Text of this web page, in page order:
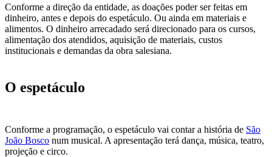
Conforme a direção da entidade, as doações poder ser feitas em
dinheiro, antes e depois do espetáculo. Ou ainda em materiais e
alimentos. O dinheiro arrecadado será direcionado para os cursos,
alimentação dos atendidos, aquisição de materiais, custos
institucionais e demandas da obra salesiana.
O espetáculo
Conforme a programação, o espetáculo vai contar a história de São
João Bosco num musical. A apresentação terá dança, música, teatro,
projeção e circo.